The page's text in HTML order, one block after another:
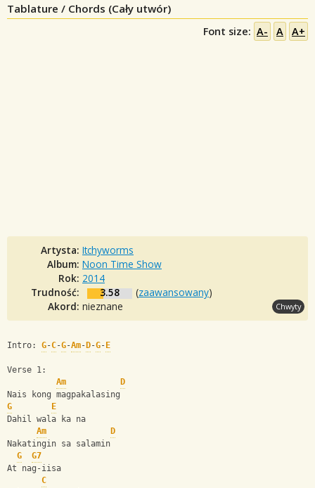
Tablature / Chords (Cały utwór)
Font size: A- A A+
Artysta: Itchyworms
Album: Noon Time Show
Rok: 2014
Trudność:
3.58 (zaawansowany)
Akord: nieznane Chwyty
Intro: G-C-G-Am- D-G- E
Verse 1:
Am
D
Nais kong magpakalasing
G
E
Dahil wala ka na
Am
D
Nakatingin sa salamin
G
G7
At nag-iisa
C